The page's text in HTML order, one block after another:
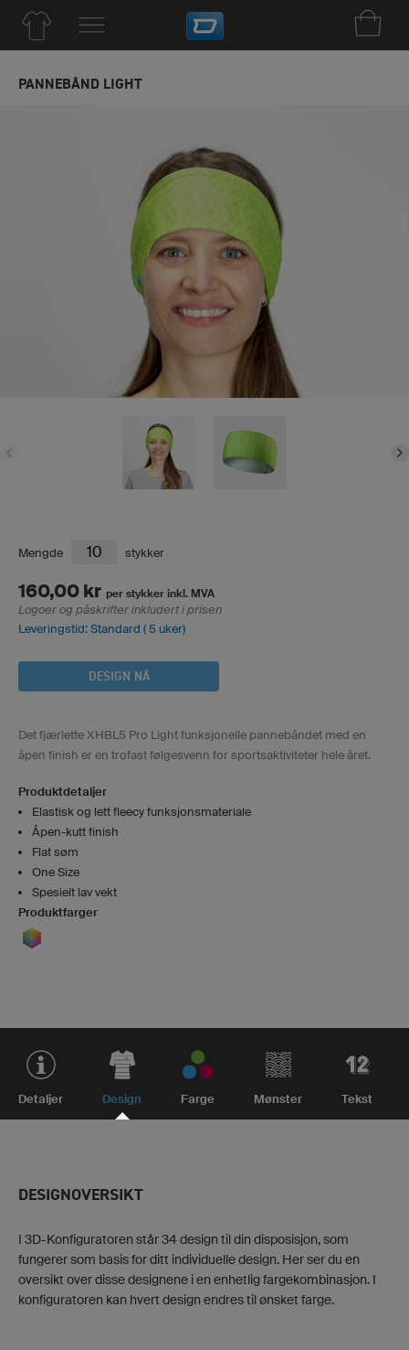
PANNEBÅND LIGHT
Mengde stykker
160,00 kr per stykker inkl. MVA
Logoer og påskrifter inkludert i prisen
Leveringstid: Standard ( 5 uker)
DESIGN NÅ
Det fjærlette XHBL5 Pro Light funksjonelle pannebåndet med en
åpen finish er en trofast følgesvenn for sportsaktiviteter hele året.
Produktdetaljer
Elastisk og lett fleecy funksjonsmateriale
Åpen-kutt finish
Flat søm
One Size
Spesielt lav vekt
Produktfarger
Detaljer Design Farge Mønster Tekst
DESIGNOVERSIKT
I 3D-Konfiguratoren står 34 design til din disposisjon, som
fungerer som basis for ditt individuelle design. Her ser du en
oversikt over disse designene i en enhetlig fargekombinasjon. I
konfiguratoren kan hvert design endres til ønsket farge.